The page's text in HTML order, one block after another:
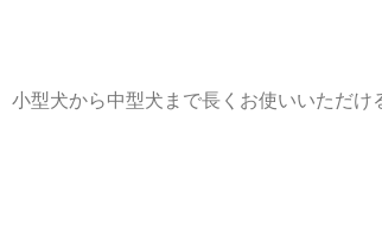
型犬から中型犬まで長くお使いいただ